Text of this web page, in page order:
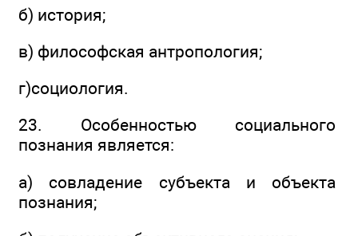
б) история;
в) философская антропология;
г)социология.
23. Особенностью социального
познания является:
а) совладение субъекта и объекта
познания;